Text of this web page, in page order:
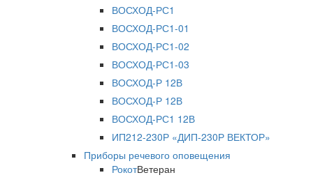
ВОСХОД-РС1
ВОСХОД-РС1-01
ВОСХОД-РС1-02
ВОСХОД-РС1-03
ВОСХОД-Р 12В
ВОСХОД-Р 12В
ВОСХОД-РС1 12В
ИП212-230Р «ДИП-230Р ВЕКТОР»
Приборы речевого оповещения
РокотВетеран